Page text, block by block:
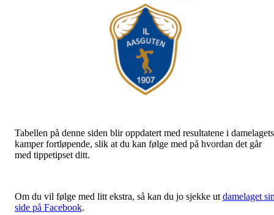
Tabellen på denne siden blir oppdatert med resultatene i damelagets
kamper fortløpende, slik at du kan følge med på hvordan det går
med tippetipset ditt.
Om du vil følge med litt ekstra, så kan du jo sjekke ut damelaget
side på Facebook.